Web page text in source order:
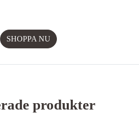
produkter